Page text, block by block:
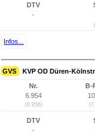
DTV
-
Infos...
GVS KVP OD Düren-
Nr.
6.954
(6.956)
B-
DTV
-